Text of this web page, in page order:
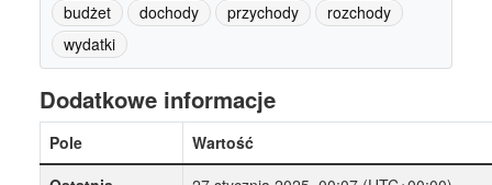
budżet dochody przychody
rozchody
wydatki
Dodatkowe informacje
Pole
Wartość